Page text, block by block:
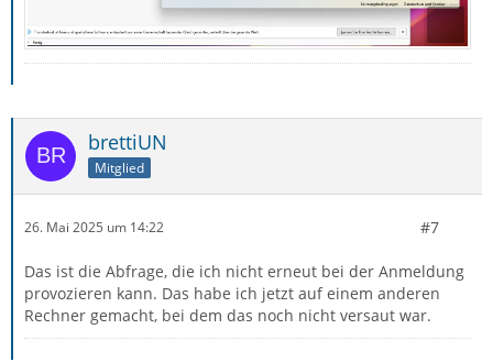
brettiUN
Mitglied
26. Mai 2025 um 14:22 #7
Das ist die Abfrage, die ich nicht erneut bei der Anmeldung
provozieren kann. Das habe ich jetzt auf einem anderen
Rechner gemacht, bei dem das noch nicht versaut war.